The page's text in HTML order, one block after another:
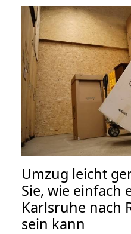
Umzug leicht
Sie, wie einfach
Karlsruhe nach
sein kann